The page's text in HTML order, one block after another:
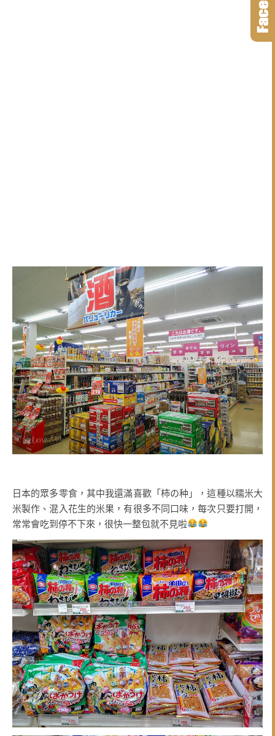
日本的眾多零食，其中我還滿喜歡「柿の种」，這種以糯米大
米製作、混入花生的米果，有很多不同口味，每次只要打開，
常常會吃到停不下來，很快一整包就不見啦